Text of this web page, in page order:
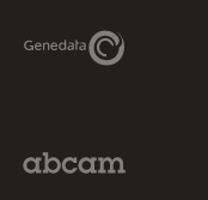
Genedata Link